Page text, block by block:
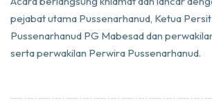
pejabat utama Pussenarhanud, Ketua
Pussenarhanud PG Mabesad dan
serta perwakilan Perwira Pussenarhanud.